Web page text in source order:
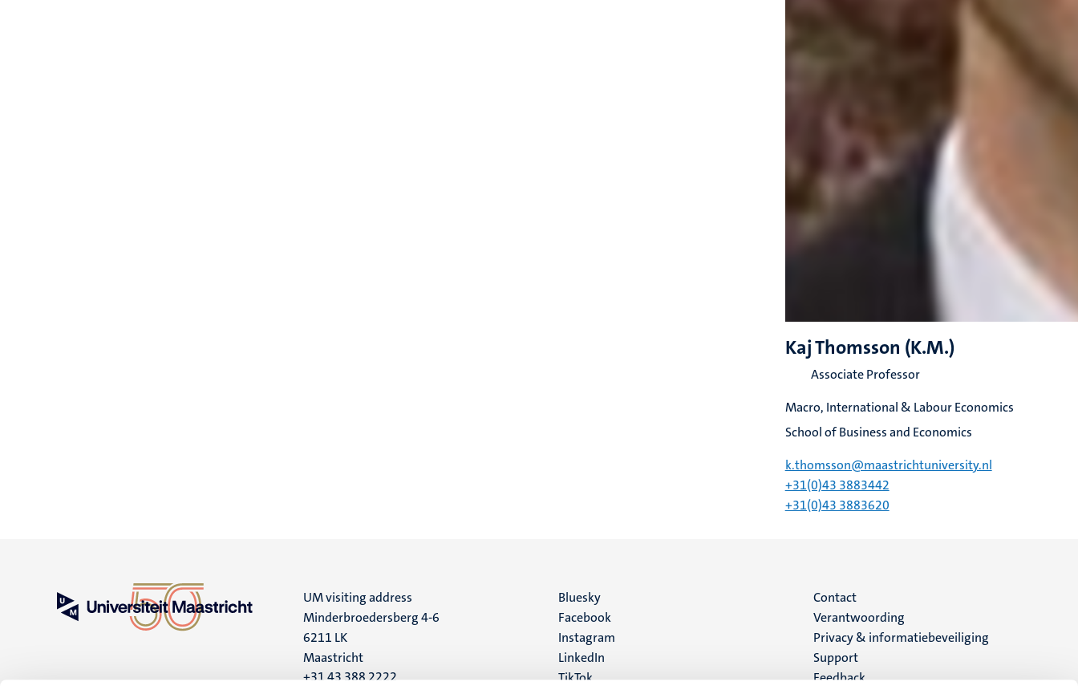
Kaj Thomsson (K.M.)
Associate Professor
Macro, International & Labour Economics
School of Business and Economics
k.thomsson@maastrichtuniversity.nl
+31(0)43 3883442
+31(0)43 3883620
UM visiting address
Minderbroedersberg 4-6
6211 LK
Maastricht
+31 43 388 2222
Social
media
Bluesky
Facebook
Instagram
LinkedIn
TikTok
Menu
footer
(NL)
Contact
Verantwoording
Privacy & informatiebeveiliging
Support
Feedback